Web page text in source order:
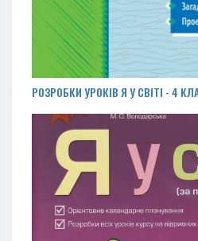
РОЗРОБКИ УРОКІВ Я У СВІТІ - 4